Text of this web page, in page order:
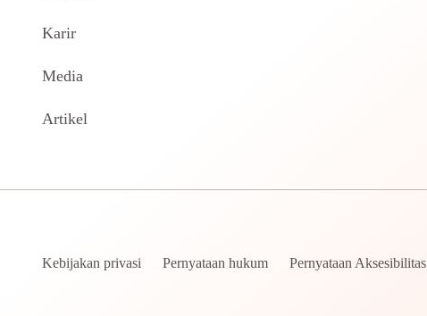
Karir
Media
Artikel
Kebijakan privasi Pernyataan hukum Pernyataan Aksesibilitas